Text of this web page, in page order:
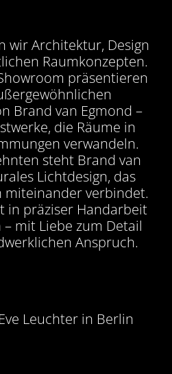
wir Architektur, Design
Raumkonzepten.
präsentieren
Brand van Egmond –
die Räume in
verwandeln.
steht Brand van
Lichtdesign, das
verbindet.
in präziser Handarbeit
mit Liebe zum Detail
Anspruch.